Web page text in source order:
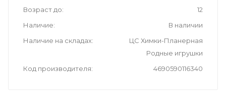
Возраст до
12
Наличие
В наличии
Наличие на складах
ЦС Химки-Планерная
Родные игрушки
Код производителя
4690590116340